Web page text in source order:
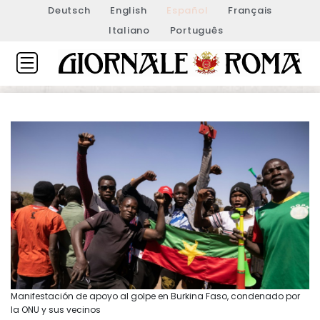
Deutsch English Español
Français
Italiano
Português
Manifestación de apoyo al golpe en Burkina Faso, condenado por
la ONU y sus vecinos